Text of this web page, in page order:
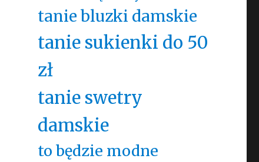
tanie bluzki damskie
tanie sukienki do 50
zł
tanie swetry
damskie
to będzie modne